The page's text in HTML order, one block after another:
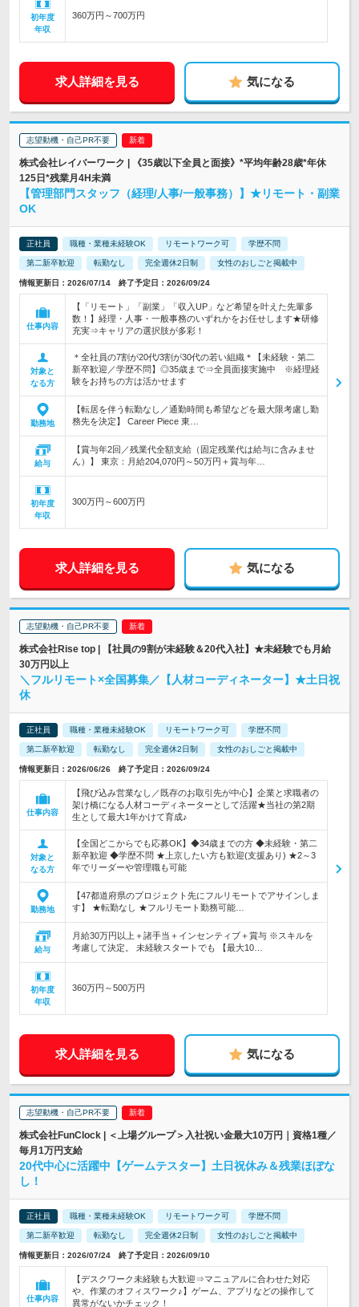
初年度
年収
360万円～700万円
求人詳細を見る 気になる
志望動機・自己PR不要
株式会社レイバーワーク | 《35歳以下全員と面接》*平均年齢28歳*年休
125日*残業月4H未満
【管理部門スタッフ（経理/人事/一般事務）】★リモート・副業
OK
正社員 職種・業種未経験OK リモートワーク可 学歴不問
第二新卒歓迎 転勤なし 完全週休2日制 女性のおしごと掲載中
情報更新日：2026/07/14 終了予定日：2026/09/24
仕事内容
【「リモート」「副業」「収入UP」など希望を叶えた先輩多
数！】経理・人事・一般事務のいずれかをお任せします★研修
充実⇒キャリアの選択肢が多彩！
対象と
なる方
＊全社員の7割が20代/3割が30代の若い組織＊【未経験・第二
新卒歓迎／学歴不問】◎35歳まで⇒全員面接実施中 ※経理経
験をお持ちの方は活かせます
勤務地
【転居を伴う転勤なし／通勤時間も希望などを最大限考慮し勤
務先を決定】 Career Piece 東…
給与
【賞与年2回／残業代全額支給（固定残業代は給与に含みませ
ん）】 東京：月給204,070円～50万円＋賞与年…
初年度
年収
300万円～600万円
求人詳細を見る 気になる
志望動機・自己PR不要
株式会社Rise top | 【社員の9割が未経験＆20代入社】★未経験でも月給
30万円以上
＼フルリモート×全国募集／【人材コーディネーター】★土日祝
休
正社員 職種・業種未経験OK リモートワーク可 学歴不問
第二新卒歓迎 転勤なし 完全週休2日制 女性のおしごと掲載中
情報更新日：2026/06/26 終了予定日：2026/09/24
仕事内容
【飛び込み営業なし／既存のお取引先が中心】企業と求職者の
架け橋になる人材コーディネーターとして活躍★当社の第2期
生として最大1年かけて育成♪
対象と
なる方
【全国どこからでも応募OK】◆34歳までの方 ◆未経験・第二
新卒歓迎 ◆学歴不問 ★上京したい方も歓迎(支援あり) ★2～3
年でリーダーや管理職も可能
勤務地
【47都道府県のプロジェクト先にフルリモートでアサインしま
す】 ★転勤なし ★フルリモート勤務可能…
給与
月給30万円以上＋諸手当＋インセンティブ＋賞与 ※スキルを
考慮して決定。 未経験スタートでも 【最大10…
初年度
年収
360万円～500万円
求人詳細を見る 気になる
志望動機・自己PR不要
株式会社FunClock | ＜上場グループ＞入社祝い金最大10万円｜資格1種／
毎月1万円支給
20代中心に活躍中【ゲームテスター】土日祝休み＆残業ほぼな
し！
正社員 職種・業種未経験OK リモートワーク可 学歴不問
第二新卒歓迎 転勤なし 完全週休2日制 女性のおしごと掲載中
情報更新日：2026/07/24 終了予定日：2026/09/10
仕事内容
【デスクワーク未経験も大歓迎⇒マニュアルに合わせた対応
や、作業のオフィスワーク♪】ゲーム、アプリなどの操作して
異常がないかチェック！